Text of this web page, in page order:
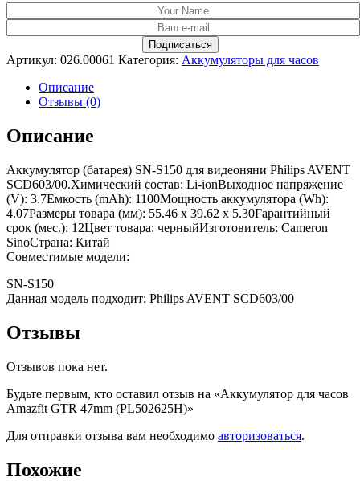
Артикул: 026.00061 Категория: Аккумуляторы для часов
Описание
Отзывы (0)
Описание
Аккумулятор (батарея) SN-S150 для видеоняни Philips AVENT
SCD603/00.Химический состав: Li-ionВыходное напряжение
(V): 3.7Емкость (mAh): 1100Мощность аккумулятора (Wh):
4.07Размеры товара (мм): 55.46 x 39.62 x 5.30Гарантийный
срок (мес.): 12Цвет товара: черныйИзготовитель: Cameron
SinoСтрана: Китай
Совместимые модели:
SN-S150
Данная модель подходит: Philips AVENT SCD603/00
Отзывы
Отзывов пока нет.
Будьте первым, кто оставил отзыв на «Аккумулятор для часов
Amazfit GTR 47mm (PL502625H)»
Для отправки отзыва вам необходимо авторизоваться.
Похожие